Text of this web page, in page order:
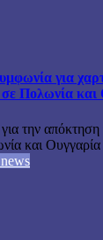
για
Πολωνία και
την απόκτηση
και Ουγγαρία